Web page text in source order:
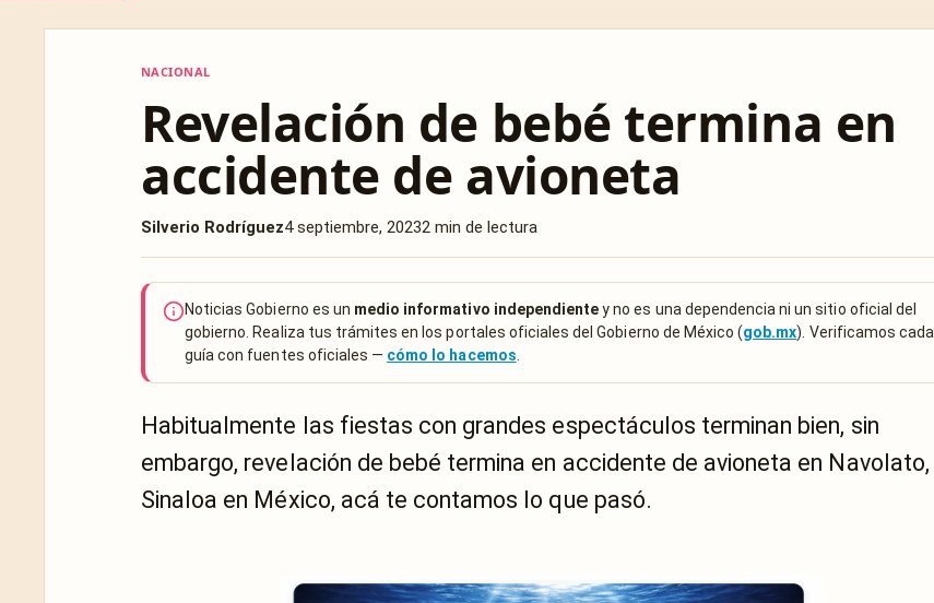
NACIONAL
Revelación de bebé termina en
accidente de avioneta
Silverio Rodríguez4 septiembre, 20232 min de lectura
Noticias Gobierno es un medio informativo independientey no es una dependencia ni un sitio oficial del
gobierno. Realiza tus trámites en los portales oficiales del Gobierno de México (gob.mx). Verificamos cada
guía con fuentes oficiales — cómo lo hacemos
Habitualmente las fiestas con grandes espectáculos terminan bien, sin
embargo, revelación de bebé termina en accidente de avioneta en Navolato,
Sinaloa en México, acá te contamos lo que pasó.